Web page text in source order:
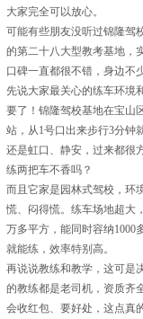
大家完全可以放心。
可能有些朋友没听过锦隆驾
的第二十八大型教考基地，
口碑一直都很不错，身边不
先说大家最关心的练车环境
要了！锦隆驾校基地在宝山
站，从1号口出来步行3分钟
还是虹口、静安，过来都很
练两把车不香吗？
而且它家是园林式驾校，环
慌、闷得慌。练车场地超大
万多平方，能同时容纳1000
就能练，效率特别高。
再说说教练和教学，这可是
的教练都是老司机，资质齐
会收红包、要好处，这点真